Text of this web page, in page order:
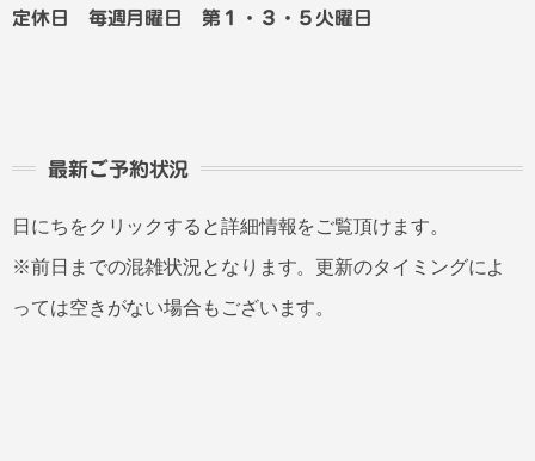
定休日 毎週月曜日 第１・３・５火曜日
最新ご予約状況
日にちをクリックすると詳細情報をご覧頂けます。
※前日までの混雑状況となります。更新のタイミングによ
っては空きがない場合もございます。